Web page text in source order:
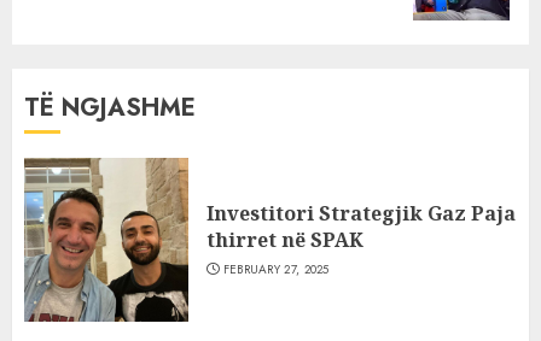
TË NGJASHME
Investitori Strategjik Gaz Paja
thirret në SPAK
FEBRUARY 27, 2025